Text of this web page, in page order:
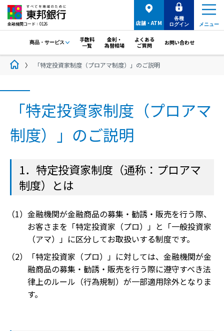
金融機関コード：0126 メニュー
店舗・ATM
各種
ログイン
商品・サービス
手数料
一覧
金利・
為替相場
よくある
ご質問
お問い合わせ
「特定投資家制度（プロアマ制度）」のご説明
「特定投資家制度（プロアマ
制度）」のご説明
1．特定投資家制度（通称：プロアマ
制度）とは
金融機関が金融商品の募集・勧誘・販売を行う際、
お客さまを「特定投資家（プロ）」と「一般投資家
（アマ）」に区分してお取扱いする制度です。
「特定投資家（プロ）」に対しては、金融機関が金
融商品の募集・勧誘・販売を行う際に遵守すべき法
律上のルール（行為規制）が一部適用除外となりま
す。